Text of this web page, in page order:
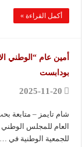
أكمل القراءة »
أمين عام “الوطني
بودابست
2025-11-20
شام تايمز – متابعة
العام للمجلس
للجمعية الوطنية في …